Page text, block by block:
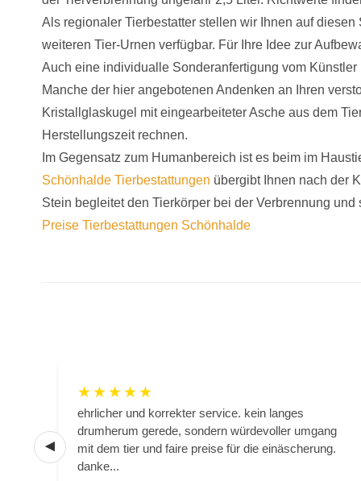
Als regionaler Tierbestatter stellen wir Ihnen auf
weiteren Tier-Urnen verfügbar. Für Ihre Idee zur
Auch eine individualle Sonderanfertigung vom Künstler
Manche der hier angebotenen Andenken an Ihren
Kristallglaskugel mit eingearbeiteter Asche aus dem
Herstellungszeit rechnen.
Im Gegensatz zum Humanbereich ist es beim im
Schönhalde Tierbestattungen übergibt Ihnen nach der
Stein begleitet den Tierkörper bei der Verbrennung
Preise Tierbestattungen Schönhalde
★★★★★
ehrlicher und korrekter service. kein langes
drumherum gerede, sondern würdevoller umgang
mit dem tier und faire preise für die einäscherung.
danke...